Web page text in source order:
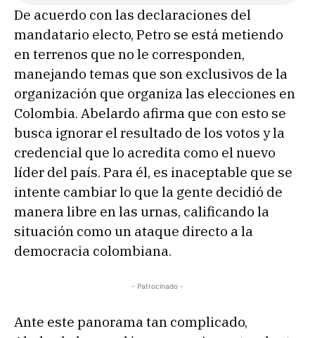
De acuerdo con las declaraciones del
mandatario electo, Petro se está metiendo
en terrenos que no le corresponden,
manejando temas que son exclusivos de la
organización que organiza las elecciones en
Colombia. Abelardo afirma que con esto se
busca ignorar el resultado de los votos y la
credencial que lo acredita como el nuevo
líder del país. Para él, es inaceptable que se
intente cambiar lo que la gente decidió de
manera libre en las urnas, calificando la
situación como un ataque directo a la
democracia colombiana.
- Patrocinado -
Ante este panorama tan complicado,